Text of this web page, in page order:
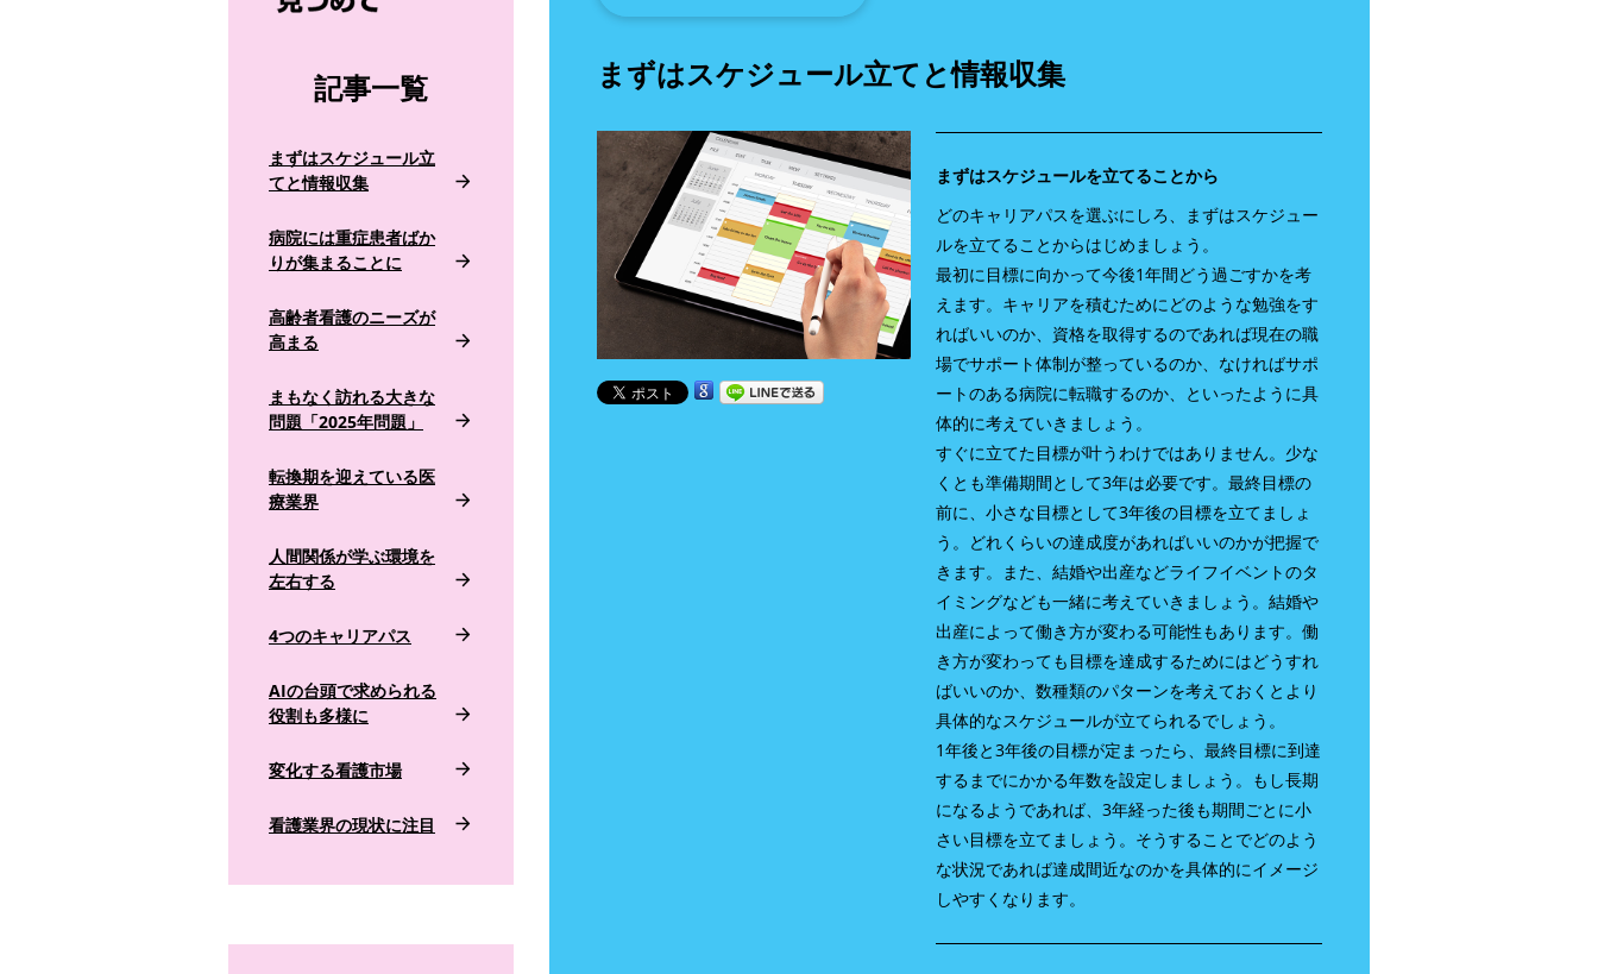
まずはスケジュール立てと情報収集
まずはスケジュールを立てることから
どのキャリアパスを選ぶにしろ、まずはスケジュー
ルを立てることからはじめましょう。
最初に目標に向かって今後1年間どう過ごすかを考
えます。キャリアを積むためにどのような勉強をす
ればいいのか、資格を取得するのであれば現在の職
場でサポート体制が整っているのか、なければサポ
ートのある病院に転職するのか、といったように具
体的に考えていきましょう。
すぐに立てた目標が叶うわけではありません。少な
くとも準備期間として3年は必要です。最終目標の
前に、小さな目標として3年後の目標を立てましょ
う。どれくらいの達成度があればいいのかが把握で
きます。また、結婚や出産などライフイベントのタ
イミングなども一緒に考えていきましょう。結婚や
出産によって働き方が変わる可能性もあります。働
き方が変わっても目標を達成するためにはどうすれ
ばいいのか、数種類のパターンを考えておくとより
具体的なスケジュールが立てられるでしょう。
1年後と3年後の目標が定まったら、最終目標に到達
するまでにかかる年数を設定しましょう。もし長期
になるようであれば、3年経った後も期間ごとに小
さい目標を立てましょう。そうすることでどのよう
な状況であれば達成間近なのかを具体的にイメージ
しやすくなります。
記事一覧
まずはスケジュール立
てと情報収集
病院には重症患者ばか
りが集まることに
高齢者看護のニーズが
高まる
まもなく訪れる大きな
問題「2025年問題」
転換期を迎えている医
療業界
人間関係が学ぶ環境を
左右する
4つのキャリアパス
AIの台頭で求められる
役割も多様に
変化する看護市場
看護業界の現状に注目